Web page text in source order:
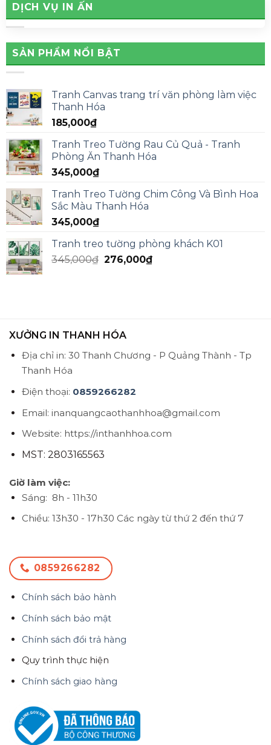
DỊCH VỤ IN ẤN
SẢN PHẨM NỔI BẬT
Tranh Canvas trang trí văn phòng làm việc
Thanh Hóa
185,000₫
Tranh Treo Tường Rau Củ Quả - Tranh
Phòng Ăn Thanh Hóa
345,000₫
Tranh Treo Tường Chim Công Và Bình Hoa
Sắc Màu Thanh Hóa
345,000₫
Tranh treo tường phòng khách K01
345,000₫ 276,000₫
XƯỞNG IN THANH HÓA
Địa chỉ in: 30 Thanh Chương - P Quảng Thành - Tp
Thanh Hóa
Điện thoại: 0859266282
Email: inanquangcaothanhhoa@gmail.com
Website: https://inthanhhoa.com
MST: 2803165563
Giờ làm việc:
Sáng: 8h - 11h30
Chiều: 13h30 - 17h30 Các ngày từ thứ 2 đến thứ 7
0859266282
Chính sách bảo hành
Chính sách bảo mật
Chính sách đổi trả hàng
Quy trình thực hiện
Chính sách giao hàng